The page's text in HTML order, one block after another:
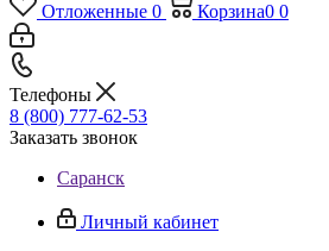
Отложенные 0 Корзина0 0
Телефоны
8 (800) 777-62-53
Заказать звонок
Саранск
Личный кабинет